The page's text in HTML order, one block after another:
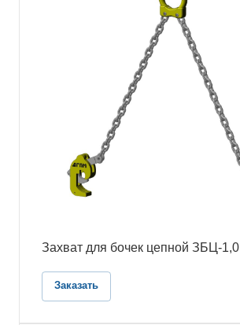
Захват для бочек цепной ЗБЦ-1,0
Заказать